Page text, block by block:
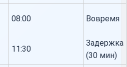
08:00 Вовремя
11:30
Задержка
(30 мин)